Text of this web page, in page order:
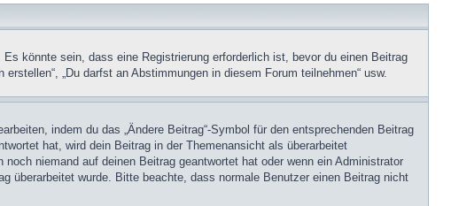
könnte sein, dass eine Registrierung erforderlich ist, bevor du einen Beitrag
„Du darfst an Abstimmungen in diesem Forum teilnehmen“ usw.
indem du das „Ändere Beitrag“-Symbol für den entsprechenden Beitrag
hat, wird dein Beitrag in der Themenansicht als überarbeitet
niemand auf deinen Beitrag geantwortet hat oder wenn ein Administrator
überarbeitet wurde. Bitte beachte, dass normale Benutzer einen Beitrag nicht